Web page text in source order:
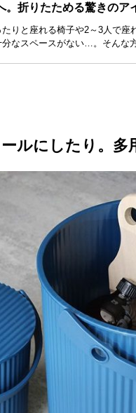
。折りたためる驚きのア
たりと座れる椅子や2～3人で座
分なスペースがない…。そんな
ルにしたり。多